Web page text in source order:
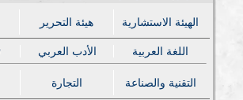
هيئة التحرير الهيئة الاستشارية
الأدب العربي
اللغة العربية
التجارة التقنية والصناعة